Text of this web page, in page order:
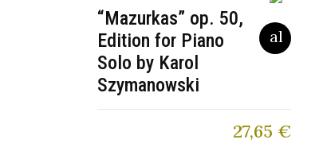
“Mazurkas” op. 50,
Edition for Piano
Solo by Karol
Szymanowski
27,65 €